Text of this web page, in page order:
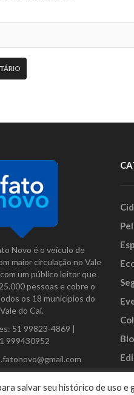
Novo é o veículo de
maior circulação no Vale
um público leitor que
pessoas e cobre o
os 18 municípios do
Vale do Caí.
51 99823-4869 |
999430952
salvar seu histórico de uso